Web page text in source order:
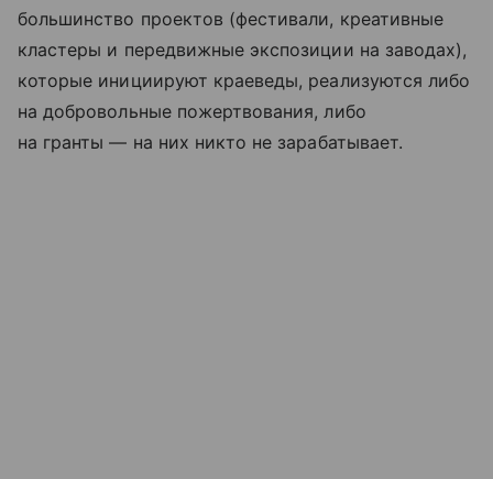
большинство проектов (фестивали, креативные
кластеры и передвижные экспозиции на заводах),
которые инициируют краеведы, реализуются либо
на добровольные пожертвования, либо
на гранты — на них никто не зарабатывает.